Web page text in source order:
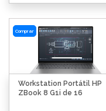
Comprar
Workstation Portátil HP
ZBook 8 G1i de 16